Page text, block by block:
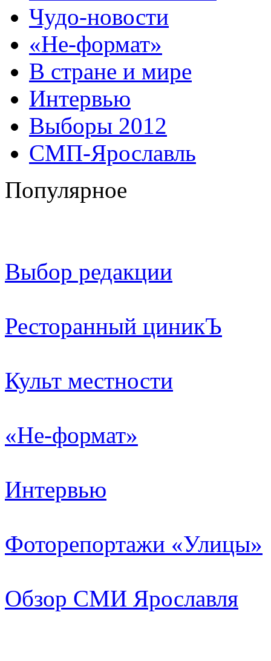
Чудо-новости
«Не-формат»
В стране и мире
Интервью
Выборы 2012
СМП-Ярославль
Популярное
Выбор редакции
Ресторанный циникЪ
Культ местности
«Не-формат»
Интервью
Фоторепортажи «Улицы»
Обзор СМИ Ярославля